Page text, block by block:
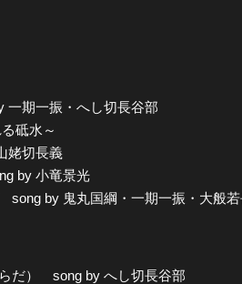
期一振・へし切長谷部
砥水～
姥切長義
by 小竜景光
by 鬼丸国綱・一期一振・大般
だ） song by へし切長谷部